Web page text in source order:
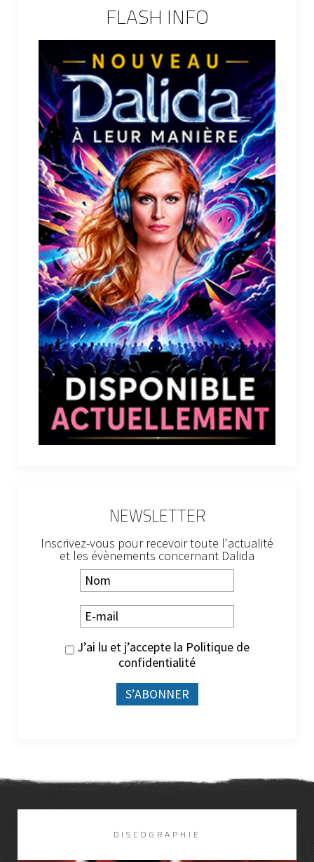
FLASH INFO
NEWSLETTER
Inscrivez-vous pour recevoir toute l'actualité
et les évènements concernant Dalida
J’ai lu et j’accepte la Politique de
confidentialité
DISCOGRAPHIE